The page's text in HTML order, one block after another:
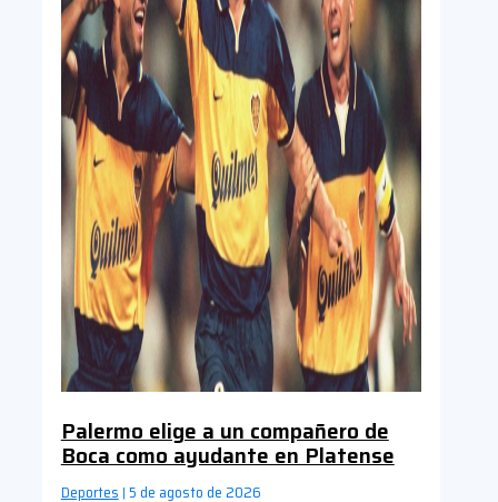
Palermo elige a un compañero de
Boca como ayudante en Platense
Deportes | 5 de agosto de 2026